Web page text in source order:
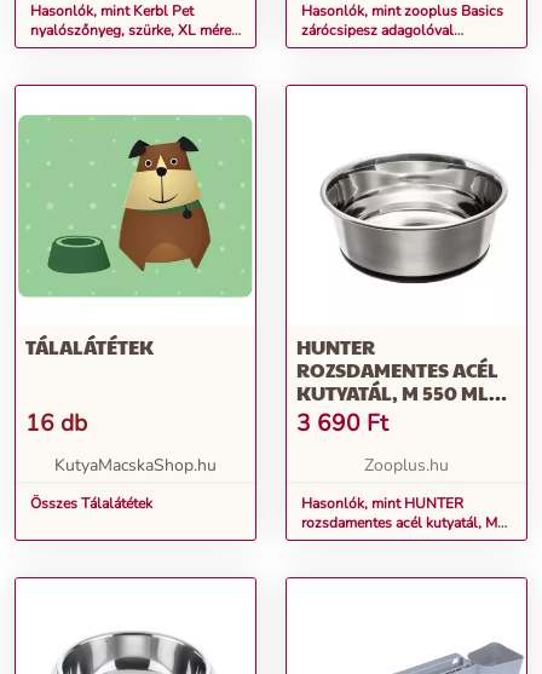
Hasonlók, mint Kerbl Pet
nyalószőnyeg, szürke, XL méret,
30x20x4cm, kutyáknak
Hasonlók, mint zooplus Basics
zárócsipesz adagolóval
kutyáknak, macskáknak - 2
TÁLALÁTÉTEK
16 db
KutyaMacskaShop.hu
Összes Tálalátétek
HUNTER
ROZSDAMENTES ACÉL
KUTYATÁL, M 550 ML
Ø14CM
3 690 Ft
Zooplus.hu
Hasonlók, mint HUNTER
rozsdamentes acél kutyatál, M
550 ml Ø14cm